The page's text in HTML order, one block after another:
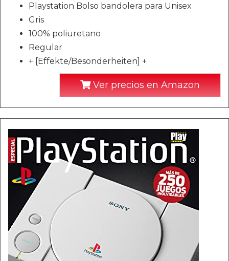
Playstation Bolso bandolera para Unisex
Gris
100% poliuretano
Regular
+ [Effekte/Besonderheiten] +
Ver precios en Amazon